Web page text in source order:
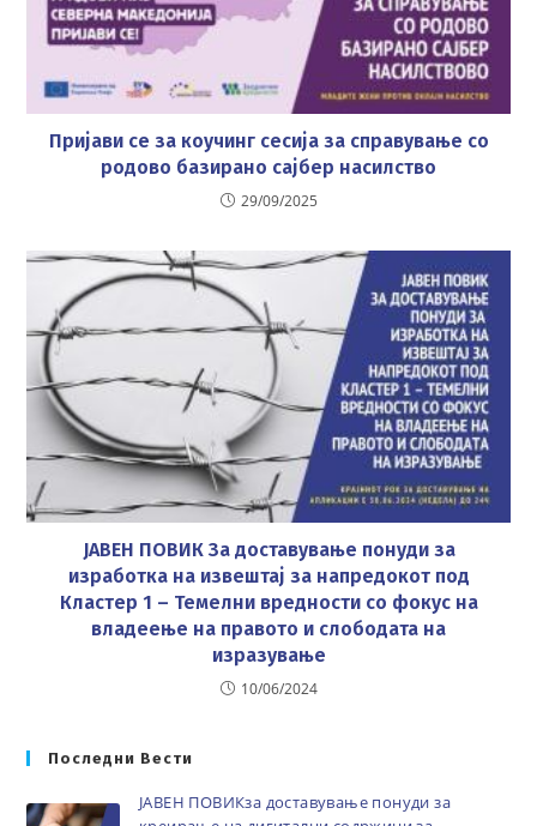
Пријави се за коучинг сесија за справување со
родово базирано сајбер насилство
29/09/2025
ЈАВЕН ПОВИК За доставување понуди за
изработка на извештај за напредокот под
Кластер 1 – Темелни вредности со фокус на
владеење на правото и слободата на
изразување
10/06/2024
Последни Вести
ЈАВЕН ПОВИКза доставување понуди за